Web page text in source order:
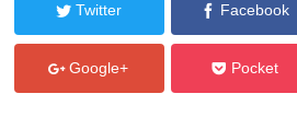
Twitter Facebook
Google+ Pocket